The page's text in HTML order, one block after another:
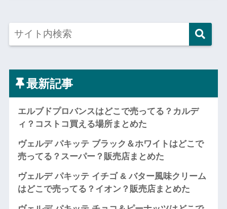
最新記事
エルブドプロバンスはどこで売ってる？カルデ
ィ？コストコ買える場所まとめた
ヴェルデ パキッテ ブラック＆ホワイトはどこで
売ってる？スーパー？販売店まとめた
ヴェルデ パキッテ イチゴ & バター風味クリーム
はどこで売ってる？イオン？販売店まとめた